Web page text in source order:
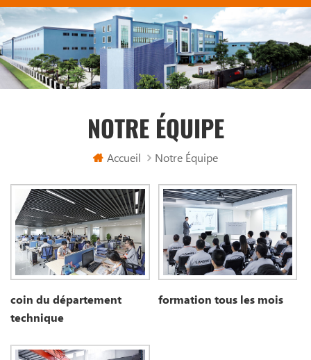
NOTRE ÉQUIPE
Accueil Notre Équipe
coin du département
technique
formation tous les mois